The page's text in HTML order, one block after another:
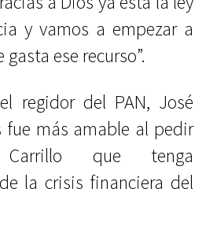
y vamos a empezar a
ese recurso”.
regidor del PAN, José
fue más amable al pedir
que tenga
la crisis financiera del